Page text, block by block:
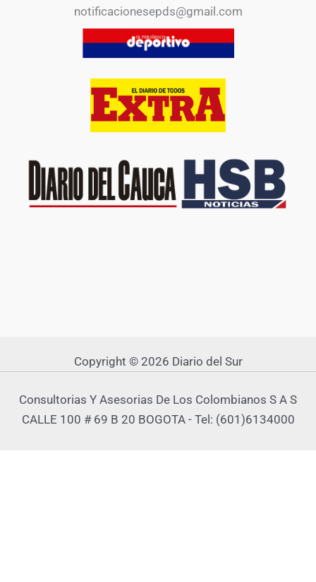
notificacionesepds@gmail.com
Copyright © 2026 Diario del Sur
Consultorias Y Asesorias De Los Colombianos S A S
CALLE 100 # 69 B 20 BOGOTA - Tel: (601)6134000